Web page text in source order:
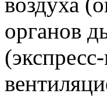
органов